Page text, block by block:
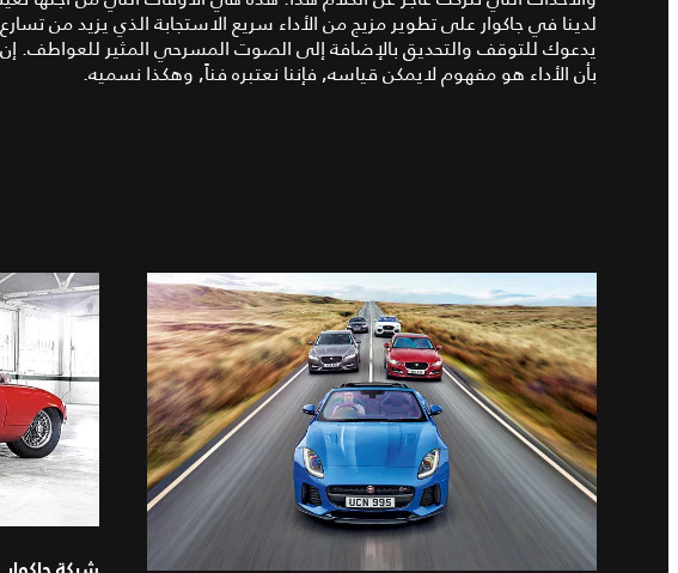
لدينا في جاكوار على تطوير مزيج من الأداء سريع الاستجابة الذي يزيد من
يدعوك للتوقف والتحديق بالإضافة إلى الصوت المسرحي المثير للعواطف. إن
بأن الأداء هو مفهوم لايمكن قياسه, فإننا نعتبره فناً, وهكذا نسميه.